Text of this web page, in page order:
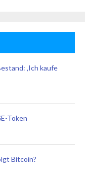
‚Ich kaufe
Token
Bitcoin?